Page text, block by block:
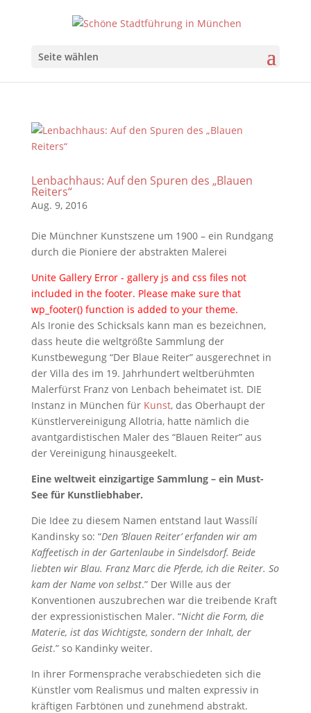
Seite wählen
Lenbachhaus: Auf den Spuren des „Blauen
Reiters“
Aug. 9, 2016
Die Münchner Kunstszene um 1900 – ein Rundgang
durch die Pioniere der abstrakten Malerei
Unite Gallery Error - gallery js and css files not
included in the footer. Please make sure that
wp_footer() function is added to your theme.
Als Ironie des Schicksals kann man es bezeichnen,
dass heute die weltgrößte Sammlung der
Kunstbewegung “Der Blaue Reiter” ausgerechnet in
der Villa des im 19. Jahrhundert weltberühmten
Malerfürst Franz von Lenbach beheimatet ist. DIE
Instanz in München für Kunst, das Oberhaupt der
Künstlervereinigung Allotria, hatte nämlich die
avantgardistischen Maler des “Blauen Reiter” aus
der Vereinigung hinausgeekelt.
Eine weltweit einzigartige Sammlung – ein Must-
See für Kunstliebhaber.
Die Idee zu diesem Namen entstand laut Wassílí
Kandinsky so: “Den ‘Blauen Reiter’ erfanden wir am
Kaffeetisch in der Gartenlaube in Sindelsdorf. Beide
liebten wir Blau. Franz Marc die Pferde, ich die Reiter. So
kam der Name von selbst.” Der Wille aus der
Konventionen auszubrechen war die treibende Kraft
der expressionistischen Maler. “Nicht die Form, die
Materie, ist das Wichtigste, sondern der Inhalt, der
Geist.” so Kandinky weiter.
In ihrer Formensprache verabschiedeten sich die
Künstler vom Realismus und malten expressiv in
kräftigen Farbtönen und zunehmend abstrakt.